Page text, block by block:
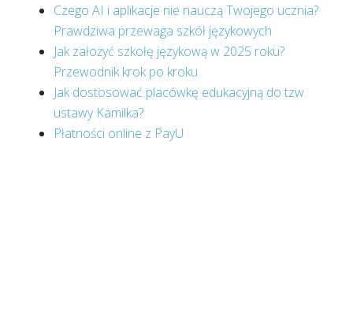
Czego AI i aplikacje nie nauczą Twojego ucznia?
Prawdziwa przewaga szkół językowych
Jak założyć szkołę językową w 2025 roku?
Przewodnik krok po kroku
Jak dostosować placówkę edukacyjną do tzw.
ustawy Kamilka?
Płatności online z PayU